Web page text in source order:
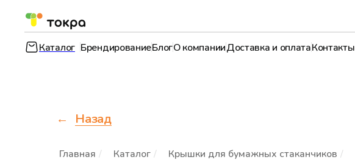
Каталог БрендированиеБлогО компанииДоставка и оплатаКонтакты
Назад
Главная / Каталог / Крышки для бумажных стаканчиков /